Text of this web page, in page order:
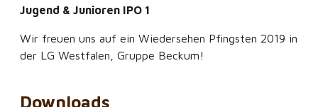
Jugend & Junioren IPO 1
Wir freuen uns auf ein Wiedersehen Pfingsten 2019 in
der LG Westfalen, Gruppe Beckum!
Downloads